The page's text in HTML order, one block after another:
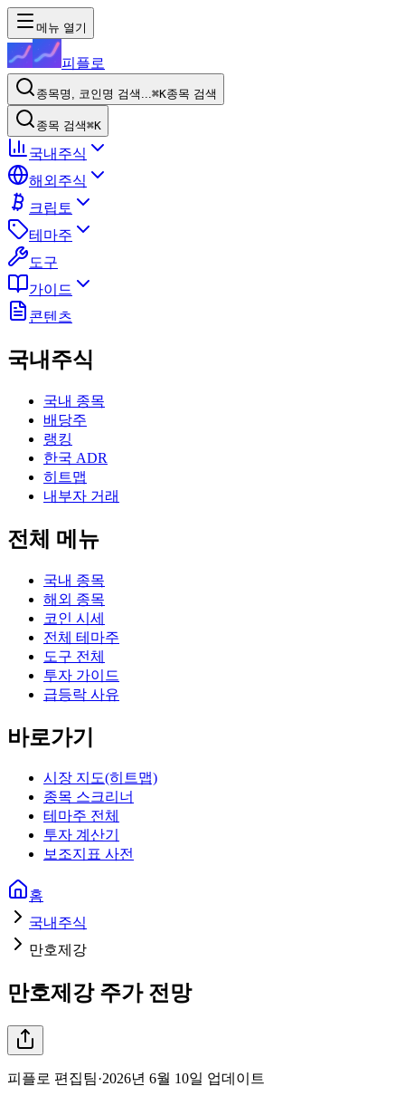
메뉴 열기
피플로
종목명, 코인명 검색...⌘K종목 검색
종목 검색⌘K
국내주식
해외주식
크립토
테마주
도구
가이드
콘텐츠
국내주식
국내 종목
배당주
랭킹
한국 ADR
히트맵
내부자 거래
전체 메뉴
국내 종목
해외 종목
코인 시세
전체 테마주
도구 전체
투자 가이드
급등락 사유
바로가기
시장 지도(히트맵)
종목 스크리너
테마주 전체
투자 계산기
보조지표 사전
홈
국내주식
만호제강
만호제강주가 전망
피플로 편집팀·2026년 6월 10일 업데이트